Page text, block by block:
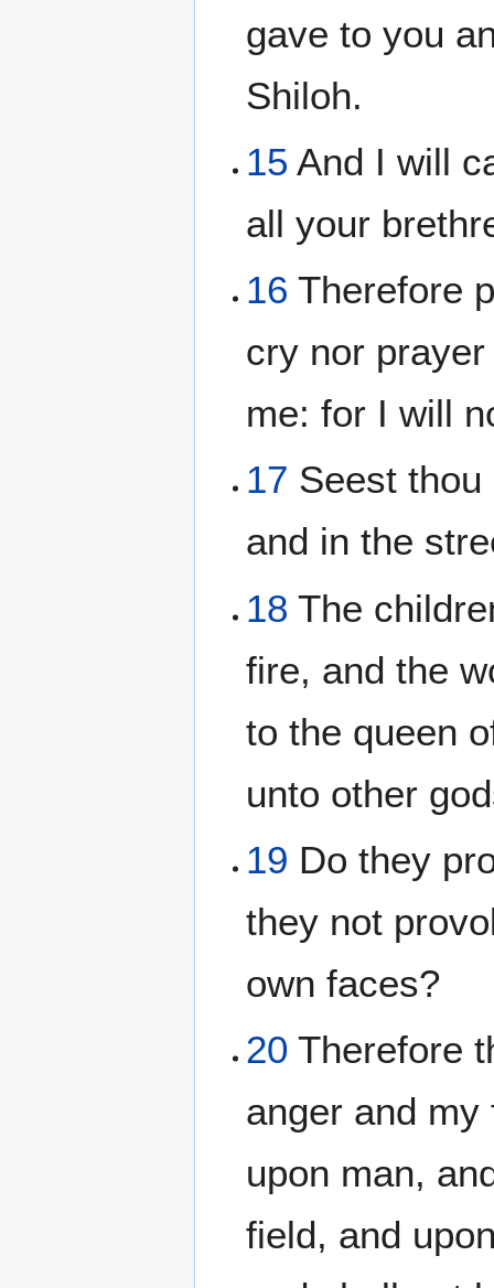
gave to you
Shiloh.
15 And I will
all your
16 Therefore
cry nor
me: for I will
17 Seest
and in the
18 The
fire, and the
to the queen
unto other
19 Do they
they not
own faces?
20 Therefore
anger and
upon man,
field, and